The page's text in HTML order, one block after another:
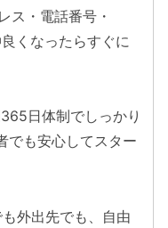
ス・電話番号・
くなったらすぐに
日体制でしっかり
でも安心してスター
外出先でも、自由